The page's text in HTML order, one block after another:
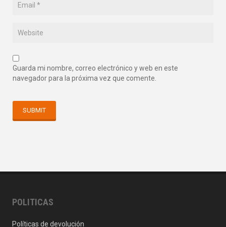
Guarda mi nombre, correo electrónico y web en este
navegador para la próxima vez que comente.
POLITICAS
Políticas de devolución